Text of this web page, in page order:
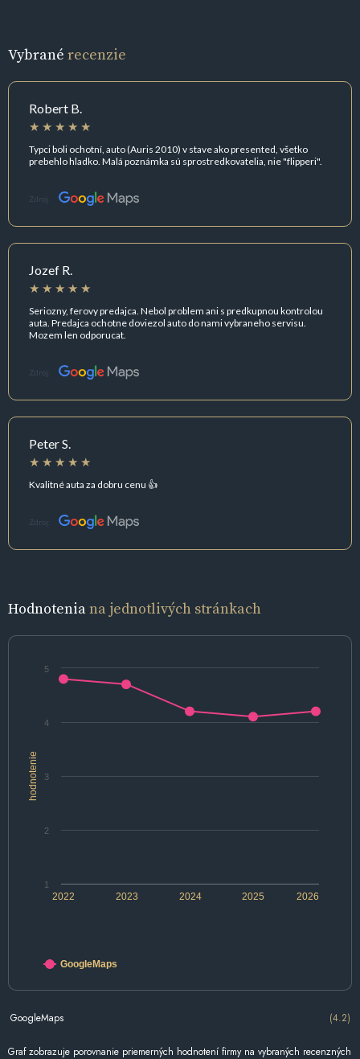
Vybrané recenzie
Robert B.
Typci boli ochotní, auto (Auris 2010) v stave ako presented, všetko
prebehlo hladko. Malá poznámka sú sprostredkovatelia, nie "flipperi".
Zdroj:
Jozef R.
Seriozny, ferovy predajca. Nebol problem ani s predkupnou kontrolou
auta. Predajca ochotne doviezol auto do nami vybraneho servisu.
Mozem len odporucat.
Zdroj:
Peter S.
Kvalitné auta za dobru cenu 👍
Zdroj:
Hodnoteniana jednotlivých stránkach
hodnotenie
2022 2024 2026
2023 2025
1
2
3
4
5
GoogleMaps
GoogleMaps (4.2)
Graf zobrazuje porovnanie priemerných hodnotení firmy na vybraných recenzných